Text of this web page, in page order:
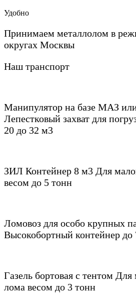
Удобно
Принимаем металлолом в
округах Москвы
Наш транспорт
Манипулятор на базе МАЗ
Лепестковый захват для
20 до 32 м3
ЗИЛ Контейнер 8 м3 Для
весом до 5 тонн
Ломовоз для особо крупных
Высокобортный контейнер до
Газель бортовая с тентом Для
лома весом до 3 тонн